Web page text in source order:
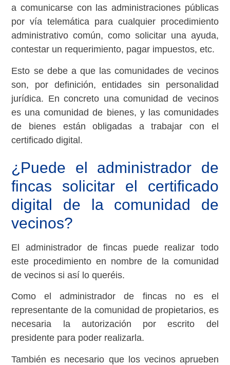
a comunicarse con las administraciones públicas
por vía telemática para cualquier procedimiento
administrativo común, como solicitar una ayuda,
contestar un requerimiento, pagar impuestos, etc.
Esto se debe a que las comunidades de vecinos
son, por definición, entidades sin personalidad
jurídica. En concreto una comunidad de vecinos
es una comunidad de bienes, y las comunidades
de bienes están obligadas a trabajar con el
certificado digital.
¿Puede el administrador de
fincas solicitar el certificado
digital de la comunidad de
vecinos?
El administrador de fincas puede realizar todo
este procedimiento en nombre de la comunidad
de vecinos si así lo queréis.
Como el administrador de fincas no es el
representante de la comunidad de propietarios, es
necesaria la autorización por escrito del
presidente para poder realizarla.
También es necesario que los vecinos aprueben